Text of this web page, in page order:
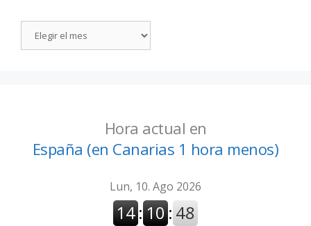
Hora actual en
España (en Canarias 1 hora menos)